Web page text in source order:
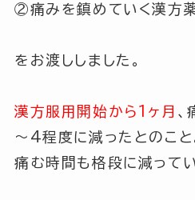
②痛みを鎮めていく漢方
をお渡ししました。
漢方服用開始から1ヶ月
～4程度に減ったとのこと
痛む時間も格段に減って